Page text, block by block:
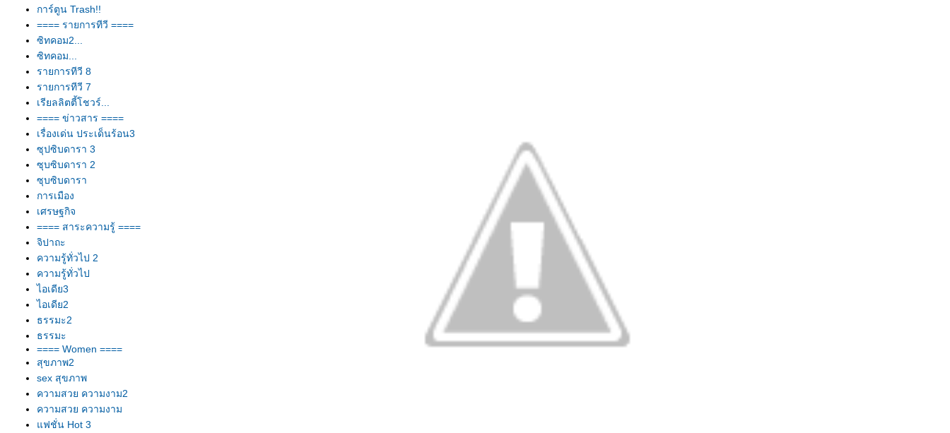
การ์ตูน Trash!!
==== รายการทีวี ====
ซิทคอม2...
ซิทคอม...
รายการทีวี 8
รายการทีวี 7
เรียลลิตตี้โชวร์...
==== ข่าวสาร ====
เรื่องเด่น ประเด็นร้อน3
ซุปซิบดารา 3
ซุบซิบดารา 2
ซุบซิบดารา
การเมือง
เศรษฐกิจ
==== สาระความรู้ ====
จิปาถะ
ความรู้ทั่วไป 2
ความรู้ทั่วไป
ไอเดีย3
ไอเดีย2
ธรรมะ2
ธรรมะ
==== Women ====
สุขภาพ2
sex สุขภาพ
ความสวย ความงาม2
ความสวย ความงาม
ฟชั่น Hot 3